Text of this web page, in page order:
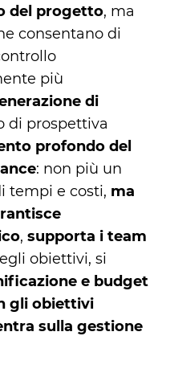
del progetto, ma
consentano di
più
di
di prospettiva
profondo del
: non più un
tempi e costi, ma
, supporta i team
obiettivi, si
e budget
gli obiettivi
sulla gestione